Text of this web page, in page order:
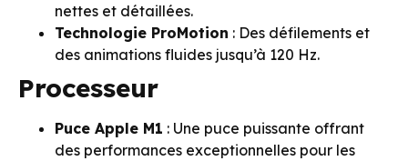
nettes et détaillées.
Technologie ProMotion : Des défilements et
des animations fluides jusqu’à 120 Hz.
Processeur
Puce Apple M1 : Une puce puissante offrant
des performances exceptionnelles pour les